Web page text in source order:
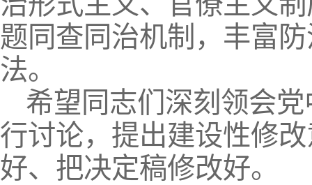
题同查同治机制，丰富
法。
希望同志们深刻领会
行讨论，提出建设性修
好、把决定稿修改好。